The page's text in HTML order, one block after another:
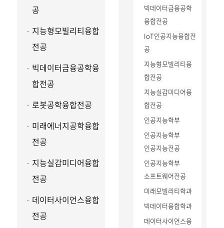
공
지능형모빌리티융합
전공
빅데이터금융공학융
합전공
로봇공학융합전공
미래에너지공학융합
전공
지능실감미디어융합
전공
데이터사이언스융합
전공
빅데이터금융공학
융합전공
IoT인공지능융합전
공
지능형모빌리티융
합전공
지능실감미디어융
합전공
인공지능학부
인공지능학부
인공지능전공
인공지능학부
소프트웨어전공
미래모빌리티학과
빅데이터융합학과
데이터사이언스융